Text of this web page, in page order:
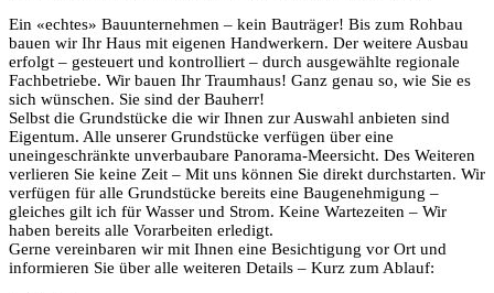
Ein «echtes» Bauunternehmen – kein Bauträger! Bis zum Rohbau
bauen wir Ihr Haus mit eigenen Handwerkern. Der weitere Ausbau
erfolgt – gesteuert und kontrolliert – durch ausgewählte regionale
Fachbetriebe. Wir bauen Ihr Traumhaus! Ganz genau so, wie Sie es
sich wünschen. Sie sind der Bauherr!
Selbst die Grundstücke die wir Ihnen zur Auswahl anbieten sind
Eigentum. Alle unserer Grundstücke verfügen über eine
uneingeschränkte unverbaubare Panorama-Meersicht. Des Weiteren
verlieren Sie keine Zeit – Mit uns können Sie direkt durchstarten. Wir
verfügen für alle Grundstücke bereits eine Baugenehmigung –
gleiches gilt ich für Wasser und Strom. Keine Wartezeiten – Wir
haben bereits alle Vorarbeiten erledigt.
Gerne vereinbaren wir mit Ihnen eine Besichtigung vor Ort und
informieren Sie über alle weiteren Details – Kurz zum Ablauf: